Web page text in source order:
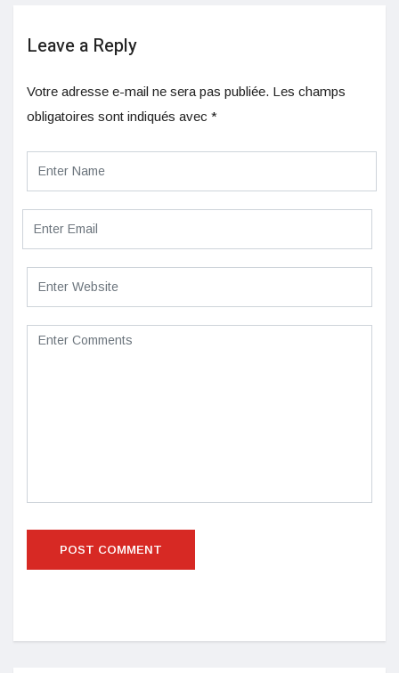
Leave a Reply
Votre adresse e-mail ne sera pas publiée. Les champs
obligatoires sont indiqués avec *